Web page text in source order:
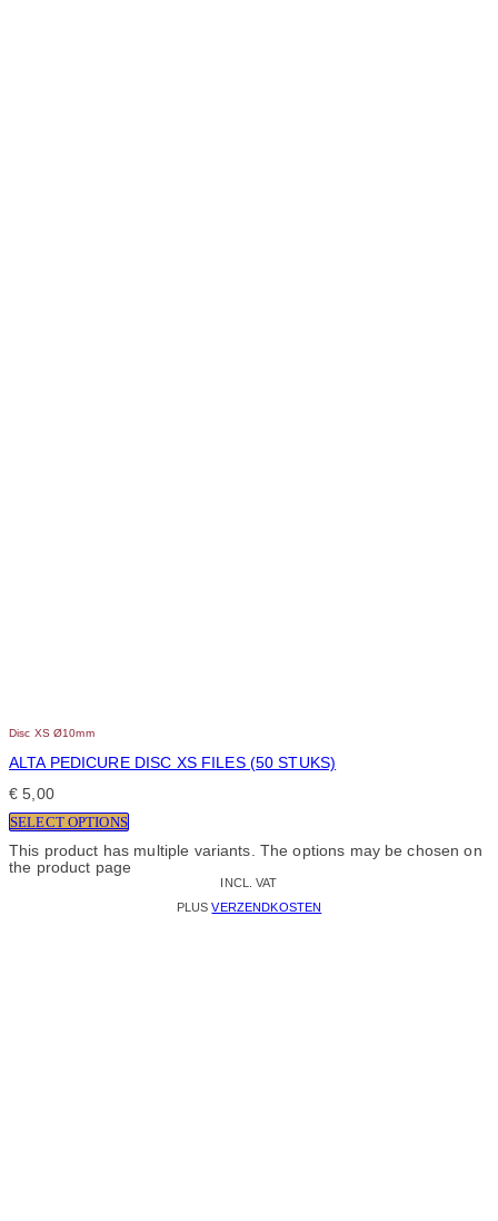
Disc XS Ø10mm
ALTA PEDICURE DISC XS FILES (50 STUKS)
€ 5,00
SELECT OPTIONS
This product has multiple variants. The options may be chosen on
the product page
INCL. VAT
PLUSVERZENDKOSTEN